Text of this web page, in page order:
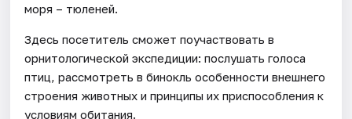
моря – тюленей.
Здесь посетитель сможет поучаствовать в
орнитологической экспедиции: послушать голоса
птиц, рассмотреть в бинокль особенности внешнего
строения животных и принципы их приспособления к
условиям обитания.